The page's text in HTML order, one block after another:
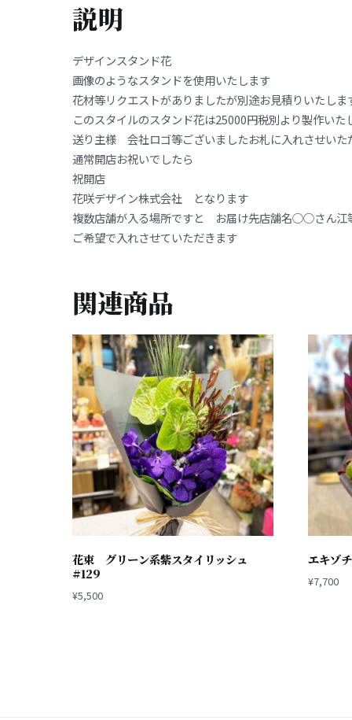
説明
デザインスタンド花
画像のようなスタンドを使用いたします
花材等リクエストがありましたが別途お見積りいたしま
このスタイルのスタンド花は25000円税別より製作いた
送り主様 会社ロゴ等ございましたお札に入れさせいた
通常開店お祝いでしたら
祝開店
花咲デザイン株式会社 となります
複数店舗が入る場所ですと お届け先店舗名○○さん江
ご希望で入れさせていただきます
関連商品
花束 グリーン系紫スタイリッシュ
#129
¥5,500
エキゾ
¥7,700